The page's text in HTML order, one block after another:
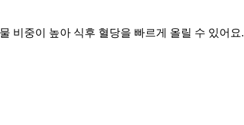
비중이 높아 식후 혈당을 빠르게 올릴 수 있어요.